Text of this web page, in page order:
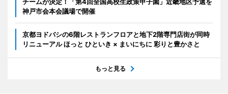
チームが決定！「第4回全国高校生政策甲子園」近畿地区予選を
神戸市会本会議場で開催
京都ヨドバシの6階レストランフロアと地下2階専門店街が同時
リニューアル ほっと ひといき × まいにちに 彩りと豊かさと
もっと見る